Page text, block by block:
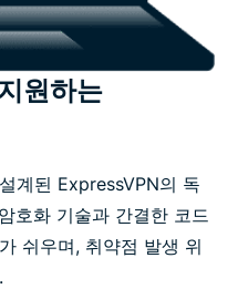
원하는
계된 ExpressVPN의 독
호화 기술과 간결한 코드
쉬우며, 취약점 발생 위